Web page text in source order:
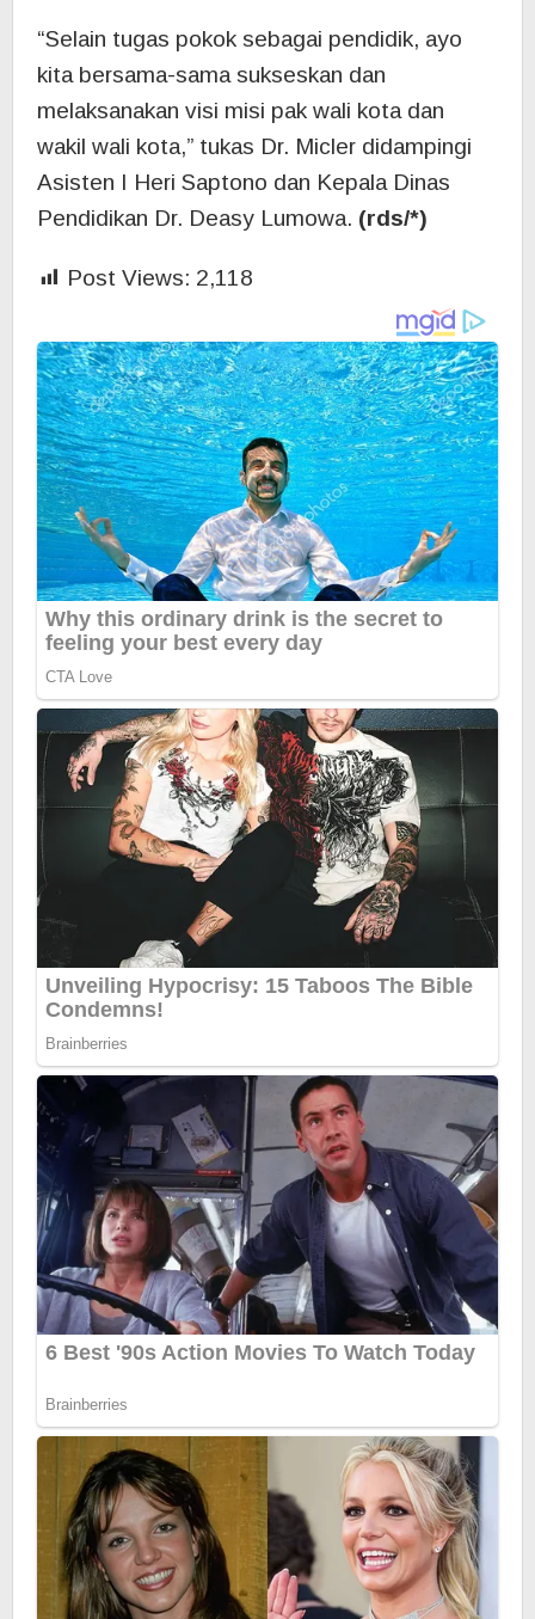
“Selain tugas pokok sebagai pendidik, ayo
kita bersama-sama sukseskan dan
melaksanakan visi misi pak wali kota dan
wakil wali kota,” tukas Dr. Micler didampingi
Asisten I Heri Saptono dan Kepala Dinas
Pendidikan Dr. Deasy Lumowa. (rds/*)
Post Views: 2,118